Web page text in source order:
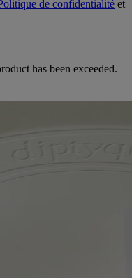
de confidentialité et
has been exceeded.